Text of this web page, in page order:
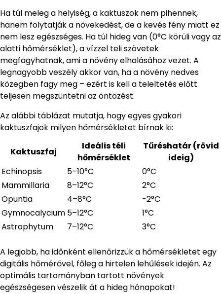
Ha túl meleg a helyiség, a kaktuszok nem pihennek,
hanem folytatják a növekedést, de a kevés fény miatt ez
nem lesz egészséges. Ha túl hideg van (0°C körüli vagy az
alatti hőmérséklet), a vízzel teli szövetek
megfagyhatnak, ami a növény elhalásához vezet. A
legnagyobb veszély akkor van, ha a növény nedves
közegben fagy meg – ezért is kell a teleltetés előtt
teljesen megszüntetni az öntözést.
Az alábbi táblázat mutatja, hogy egyes gyakori
kaktuszfajok milyen hőmérsékletet bírnak ki:
Kaktuszfaj
Ideális téli
hőmérséklet
Tűréshatár (rövid
ideig)
Echinopsis
5–10°C
0°C
Mammillaria
8–12°C
2°C
Opuntia
4–8°C
-2°C
Gymnocalycium 5–12°C
1°C
Astrophytum
7–12°C 3°C
A legjobb, ha időnként ellenőrizzük a hőmérsékletet egy
digitális hőmérővel, főleg a hirtelen lehűlések idején. Az
optimális tartományban tartott növények
egészségesen vészelik át a hideg hónapokat!